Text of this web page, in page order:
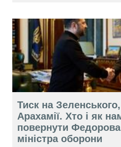
Тиск на
Арахамії. Хто і як
повернути
міністра оборони